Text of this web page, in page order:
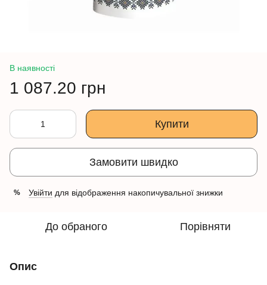
В наявності
1 087.20 грн
Купити
Замовити швидко
% Увійти для відображення накопичувальної знижки
До обраного Порівняти
Опис